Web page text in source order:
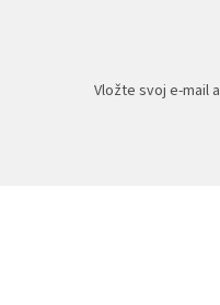
Vložte svoj e-mail